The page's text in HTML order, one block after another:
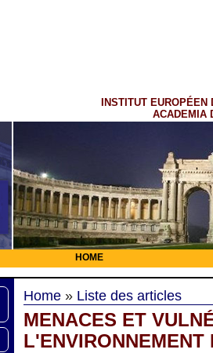
INSTITUT EUROPÉEN
ACADEMIA
HOME
Home » Liste des articles
MENACES ET
L'ENVIRONNEMENT